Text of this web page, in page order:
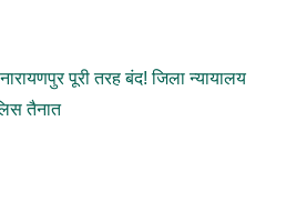
पूरी तरह बंद! जिला न्यायालय
तैनात